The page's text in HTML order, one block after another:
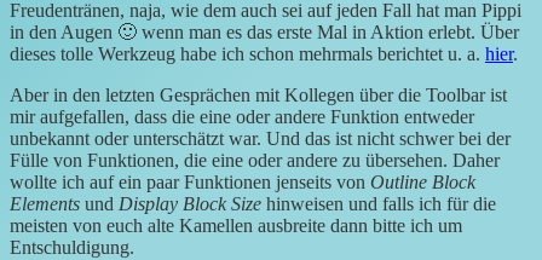
Freudentränen, naja, wie dem auch sei auf jeden Fall hat man Pippi
in den Augen 🙂 wenn man es das erste Mal in Aktion erlebt. Über
dieses tolle Werkzeug habe ich schon mehrmals berichtet u. a. hier.
Aber in den letzten Gesprächen mit Kollegen über die Toolbar ist
mir aufgefallen, dass die eine oder andere Funktion entweder
unbekannt oder unterschätzt war. Und das ist nicht schwer bei der
Fülle von Funktionen, die eine oder andere zu übersehen. Daher
wollte ich auf ein paar Funktionen jenseits von Outline Block
Elements und Display Block Size hinweisen und falls ich für die
meisten von euch alte Kamellen ausbreite dann bitte ich um
Entschuldigung.